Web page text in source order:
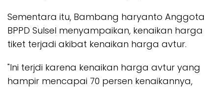
Sementara itu, Bambang haryanto Anggota
BPPD Sulsel menyampaikan, kenaikan harga
tiket terjadi akibat kenaikan harga avtur.
"Ini terjdi karena kenaikan harga avtur yang
hampir mencapai 70 persen kenaikannya,